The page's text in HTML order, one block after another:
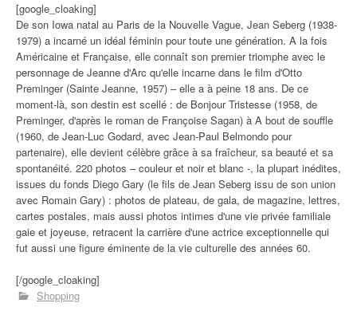
[google_cloaking]
De son Iowa natal au Paris de la Nouvelle Vague, Jean Seberg (1938-
1979) a incarné un idéal féminin pour toute une génération. A la fois
Américaine et Française, elle connaît son premier triomphe avec le
personnage de Jeanne d'Arc qu'elle incarne dans le film d'Otto
Preminger (Sainte Jeanne, 1957) – elle a à peine 18 ans. De ce
moment-là, son destin est scellé : de Bonjour Tristesse (1958, de
Preminger, d'après le roman de Françoise Sagan) à A bout de souffle
(1960, de Jean-Luc Godard, avec Jean-Paul Belmondo pour
partenaire), elle devient célèbre grâce à sa fraîcheur, sa beauté et sa
spontanéité. 220 photos – couleur et noir et blanc -, la plupart inédites,
issues du fonds Diego Gary (le fils de Jean Seberg issu de son union
avec Romain Gary) : photos de plateau, de gala, de magazine, lettres,
cartes postales, mais aussi photos intimes d'une vie privée familiale
gaie et joyeuse, retracent la carrière d'une actrice exceptionnelle qui
fut aussi une figure éminente de la vie culturelle des années 60.
[/google_cloaking]
Shopping